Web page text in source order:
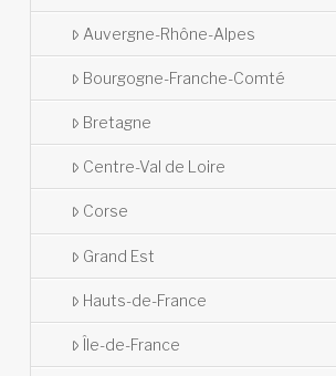
Auvergne-Rhône-Alpes
Bourgogne-Franche-Comté
Bretagne
Centre-Val de Loire
Corse
Grand Est
Hauts-de-France
Île-de-France